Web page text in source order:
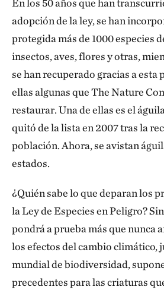
En los 50 años que han
adopción de la ley, se han
protegida más de 1000 especies
insectos, aves, flores y otras,
se han recuperado gracias a esta
ellas algunas que The Nature
restaurar. Una de ellas es el
quitó de la lista en 2007 tras la
población. Ahora, se avistan
estados.
¿Quién sabe lo que deparan los
la Ley de Especies en Peligro?
pondrá a prueba más que nunca
los efectos del cambio climático,
mundial de biodiversidad,
precedentes para las criaturas